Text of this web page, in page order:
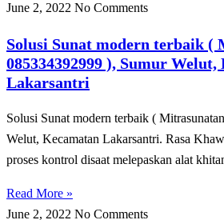
June 2, 2022 No Comments
Solusi Sunat modern terbaik (
085334392999 ), Sumur Welut,
Lakarsantri
Solusi Sunat modern terbaik (
Welut, Kecamatan Lakarsantri. Rasa
рrоѕеѕ kоntrоl disaat melepaskan alat
Read More »
June 2, 2022 No Comments